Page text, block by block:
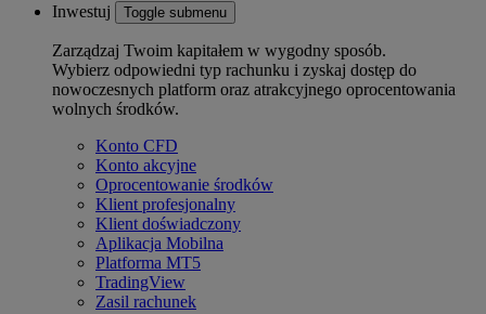
Inwestuj Toggle submenu
Zarządzaj Twoim kapitałem w wygodny sposób.
Wybierz odpowiedni typ rachunku i zyskaj dostęp do
nowoczesnych platform oraz atrakcyjnego oprocentowania
wolnych środków.
Konto CFD
Konto akcyjne
Oprocentowanie środków
Klient profesjonalny
Klient doświadczony
Aplikacja Mobilna
Platforma MT5
TradingView
Zasil rachunek